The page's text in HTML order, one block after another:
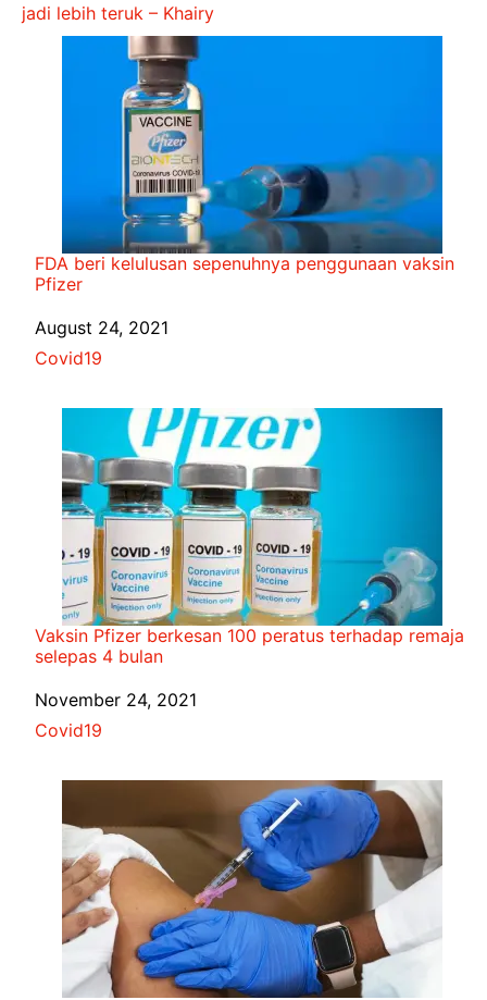
jadi lebih teruk – Khairy
FDA beri kelulusan sepenuhnya penggunaan vaksin
Pfizer
Date
August 24, 2021
In relation to
Covid19
Vaksin Pfizer berkesan 100 peratus terhadap remaja
selepas 4 bulan
Date
November 24, 2021
In relation to
Covid19